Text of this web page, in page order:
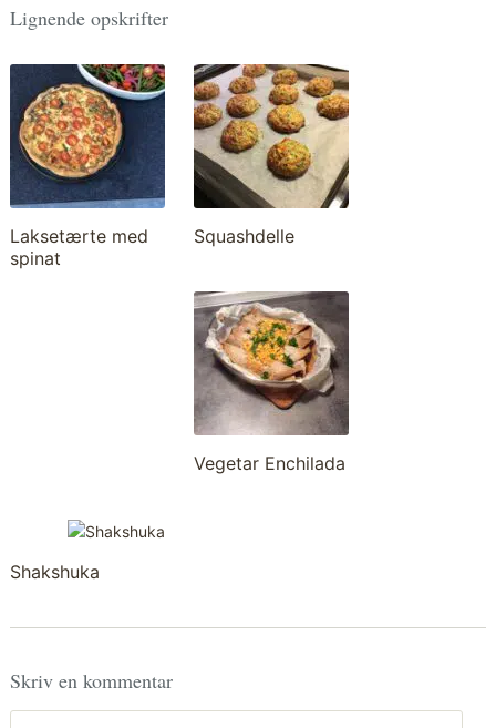
Lignende opskrifter
Laksetærte med
spinat
Squashdelle
Vegetar Enchilada
Shakshuka
Skriv en kommentar